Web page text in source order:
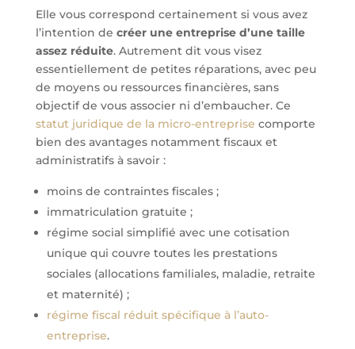
Elle vous correspond certainement si vous avez
l’intention de créer une entreprise d’une taille
assez réduite. Autrement dit vous visez
essentiellement de petites réparations, avec peu
de moyens ou ressources financières, sans
objectif de vous associer ni d’embaucher. Ce
statut juridique de la micro-entreprise comporte
bien des avantages notamment fiscaux et
administratifs à savoir :
moins de contraintes fiscales ;
immatriculation gratuite ;
régime social simplifié avec une cotisation
unique qui couvre toutes les prestations
sociales (allocations familiales, maladie, retraite
et maternité) ;
régime fiscal réduit spécifique à l’auto-
entreprise.